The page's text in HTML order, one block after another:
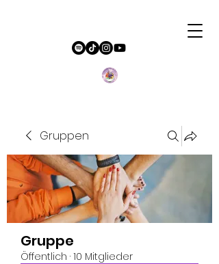
Gruppen
Gruppe
Öffentlich · 10 Mitglieder